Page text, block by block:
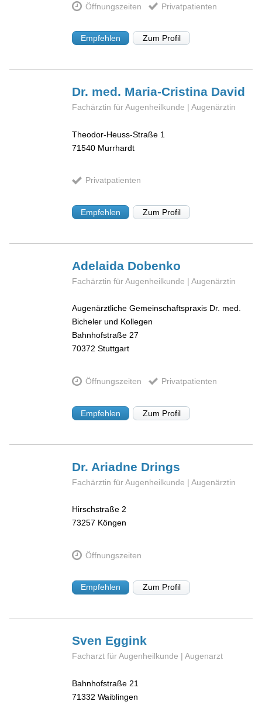
Öffnungszeiten Privatpatienten
Empfehlen Zum Profil
Dr. med. Maria-Cristina David
Fachärztin für Augenheilkunde | Augenärztin
Theodor-Heuss-Straße 1
71540 Murrhardt
Privatpatienten
Empfehlen Zum Profil
Adelaida Dobenko
Fachärztin für Augenheilkunde | Augenärztin
Augenärztliche Gemeinschaftspraxis Dr. med.
Bicheler und Kollegen
Bahnhofstraße 27
70372 Stuttgart
Öffnungszeiten Privatpatienten
Empfehlen Zum Profil
Dr. Ariadne Drings
Fachärztin für Augenheilkunde | Augenärztin
Hirschstraße 2
73257 Köngen
Öffnungszeiten
Empfehlen Zum Profil
Sven Eggink
Facharzt für Augenheilkunde | Augenarzt
Bahnhofstraße 21
71332 Waiblingen